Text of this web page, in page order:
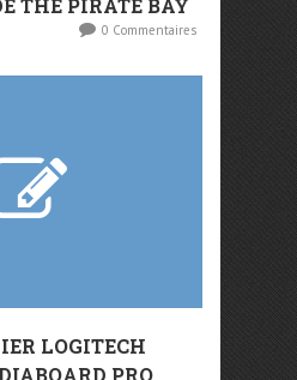
THE PIRATE BAY
0 Commentaires
LOGITECH
PRO